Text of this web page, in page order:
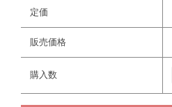
定価
販売価格
購入数